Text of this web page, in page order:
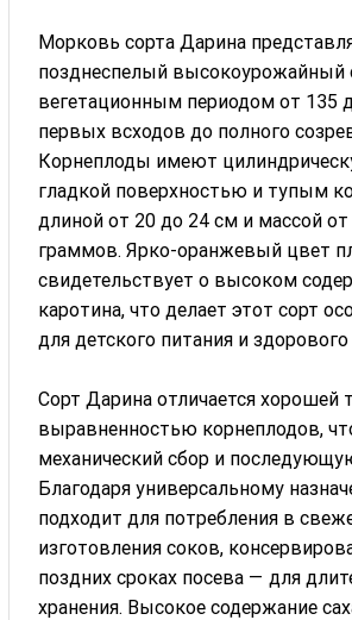
Морковь сорта Дарина
позднеспелый высокоурожайный
вегетационным периодом от 135
первых всходов до полного
Корнеплоды имеют
гладкой поверхностью и тупым
длиной от 20 до 24 см и массой
граммов. Ярко-оранжевый цвет
свидетельствует о высоком
каротина, что делает этот сорт
для детского питания и
Сорт Дарина отличается хорошей
выравненностью корнеплодов,
механический сбор и
Благодаря универсальному
подходит для потребления в
изготовления соков,
поздних сроках посева — для
хранения. Высокое содержание